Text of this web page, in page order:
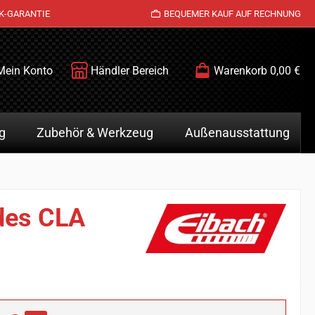
GARANTIE BEQUEMER KAUF AUF RECHNUNG
Konto Händler Bereich Warenkorb 0,00 €
Zubehör & Werkzeug Außenausstattung
CLA